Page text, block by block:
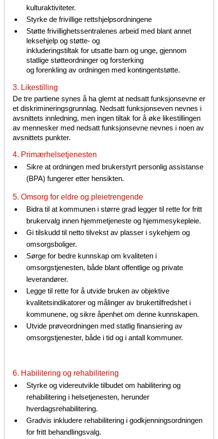
kulturaktiviteter.
Styrke de frivillige rettshjelpsordningene
Støtte frivillighetssentralenes arbeid med blant annet
leksehjelp og støtte- og
inkluderingstiltak for utsatte barn og unge, gjennom
statlige støtteordninger og forsterking
og forenkling av ordningen med kontingentstøtte.
3. Likestilling
De tre partiene synes å ha glemt at nedsatt funksjonsevne er
et diskrimineringsgrunnlag. Nedsatt funksjonseven nevnes i
avsnittets innledning, men ingen tiltak for å øke likestillingen
av mennesker med nedsatt funksjonsevne nevnes i noen av
avsnittets punkter.
4. Primærhelsetjenesten
Sikre at ordningen med brukerstyrt personlig assistanse
(BPA) fungerer etter hensikten.
5. Omsorg for eldre og pleietrengende
Bidra til at kommunen i større grad legger til rette for fritt
brukervalg innen hjemmetjeneste og hjemmesykepleie.
Gi tilskudd til netto tilvekst av plasser i sykehjem og
omsorgsboliger.
Sørge for bedre kunnskap om kvaliteten i
omsorgstjenesten, både blant offentlige og private
leverandører.
Legge til rette for å utvide bruken av objektive
kvalitetsindikatorer og målinger av brukertilfredshet i
kommunene, og sikre åpenhet om denne kunnskapen.
Utvide prøveordningen med statlig finansiering av
omsorgstjenester, både i tid og i antall kommuner.
6. Habilitering og rehabilitering
Styrke og videreutvikle tilbudet om habilitering og
rehabilitering i helsetjenesten, herunder
hverdagsrehabilitering.
Gradvis inkludere rehabilitering i godkjenningsordningen
for fritt behandlingsvalg.